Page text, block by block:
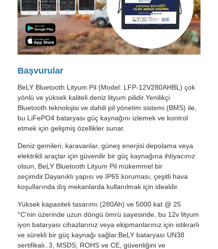
Başvurular
BeLY Bluetooth Lityum Pil (Model: LFP-12V280AHBL) çok
yönlü ve yüksek kaliteli deniz lityum pilidir.Yenilikçi
Bluetooth teknolojisi ve dahili pil yönetim sistemi (BMS) ile,
bu LiFePO4 bataryası güç kaynağını izlemek ve kontrol
etmek için gelişmiş özellikler sunar.
Deniz gemileri, karavanlar, güneş enerjisi depolama veya
elektrikli araçlar için güvenilir bir güç kaynağına ihtiyacınız
olsun, BeLY Bluetooth Lityum Pil mükemmel bir
seçimdir.Dayanıklı yapısı ve IP65 koruması, çeşitli hava
koşullarında dış mekanlarda kullanılmak için idealdir.
Yüksek kapasiteli tasarımı (280Ah) ve 5000 kat @ 25
°C'nin üzerinde uzun döngü ömrü sayesinde, bu 12v lityum
iyon bataryası cihazlarınız veya ekipmanlarınız için istikrarlı
ve sürekli bir güç kaynağı sağlar.BeLY bataryası UN38
sertifikalı..3, MSDS, ROHS ve CE, güvenliğini ve